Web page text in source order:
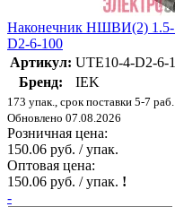
Наконечник НШВИ(2) 1.5-
D2-6-100
Артикул: UTE10-4-D2-6-
Бренд:
IEK
173 упак., срок поставки 5-7
Обновлено 07.08.2026
Розничная цена:
150.06 руб. / упак.
Оптовая цена:
150.06 руб. / упак. !
-